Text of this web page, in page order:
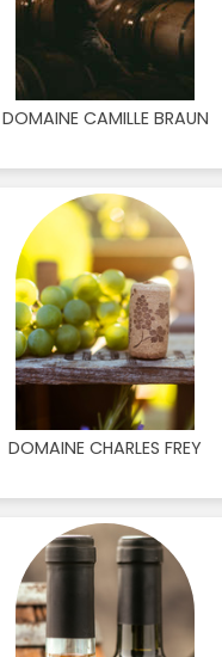
DOMAINE CAMILLE BRAUN
DOMAINE CHARLES FREY